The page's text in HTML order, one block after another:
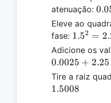
atenuação:
=
0.0
Eleve ao
fase: 1.5^2
=
2.25
1.52 =
Adicione os
0.0025 + 2.25
Tire a raiz
1.5008